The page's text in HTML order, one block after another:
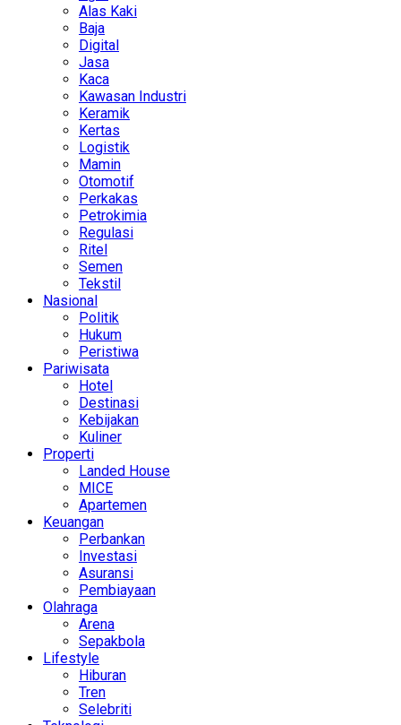
Alas Kaki
Baja
Digital
Jasa
Kaca
Kawasan Industri
Keramik
Kertas
Logistik
Mamin
Otomotif
Perkakas
Petrokimia
Regulasi
Ritel
Semen
Tekstil
Nasional
Politik
Hukum
Peristiwa
Pariwisata
Hotel
Destinasi
Kebijakan
Kuliner
Properti
Landed House
MICE
Apartemen
Keuangan
Perbankan
Investasi
Asuransi
Pembiayaan
Olahraga
Arena
Sepakbola
Lifestyle
Hiburan
Tren
Selebriti